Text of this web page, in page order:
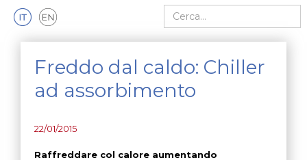
Cerca nel sito
Freddo dal caldo: Chiller
ad assorbimento
22/01/2015
Raffreddare col calore aumentando